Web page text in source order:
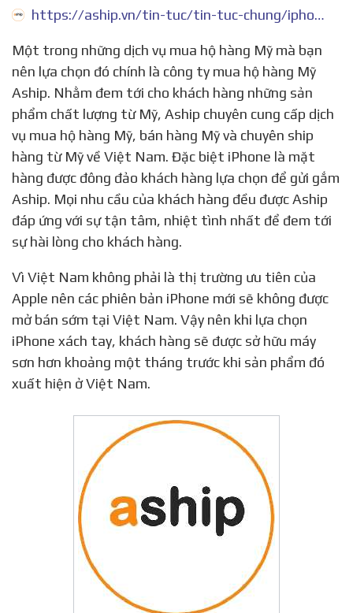
https://aship.vn/tin-tuc/tin-tuc-chung/iphone-hang-my-co-tot-khong-112.html
Một trong những dịch vụ mua hộ hàng Mỹ mà bạn
nên lựa chọn đó chính là công ty mua hộ hàng Mỹ
Aship. Nhằm đem tới cho khách hàng những sản
phẩm chất lượng từ Mỹ, Aship chuyên cung cấp dịch
vụ mua hộ hàng Mỹ, bán hàng Mỹ và chuyên ship
hàng từ Mỹ về Việt Nam. Đặc biệt iPhone là mặt
hàng được đông đảo khách hàng lựa chọn để gửi gắm
Aship. Mọi nhu cầu của khách hàng đều được Aship
đáp ứng với sự tận tâm, nhiệt tình nhất để đem tới
sự hài lòng cho khách hàng.
Vì Việt Nam không phải là thị trường ưu tiên của
Apple nên các phiên bản iPhone mới sẽ không được
mở bán sớm tại Việt Nam. Vậy nên khi lựa chọn
iPhone xách tay, khách hàng sẽ được sở hữu máy
sơn hơn khoảng một tháng trước khi sản phẩm đó
xuất hiện ở Việt Nam.